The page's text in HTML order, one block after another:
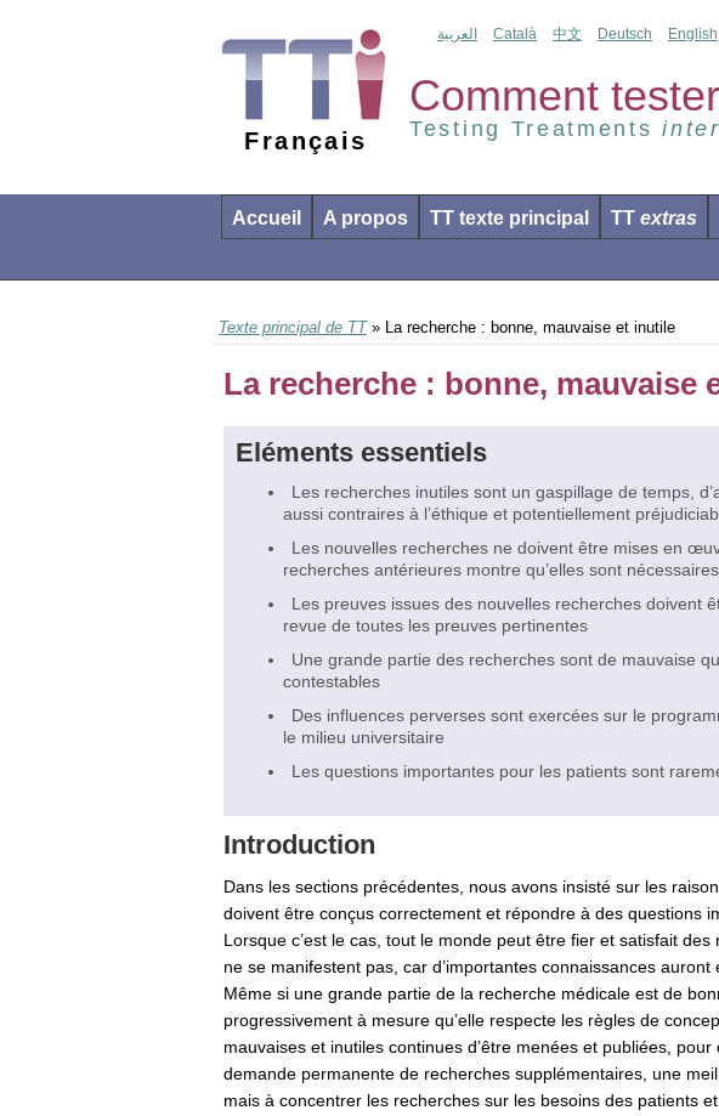
Français
Comment
Testing Treatments
العربية Català 中文 Deutsch English
Accueil A propos TT texte principal TT extras
Texte principal de TT» La recherche : bonne, mauvaise et inutile
La recherche : bonne, mauvaise
Eléments essentiels
Les recherches inutiles sont un gaspillage de temps,
aussi contraires à l’éthique et potentiellement
Les nouvelles recherches ne doivent être mises en
recherches antérieures montre qu’elles sont
Les preuves issues des nouvelles recherches doivent
revue de toutes les preuves pertinentes
Une grande partie des recherches sont de mauvaise
contestables
Des influences perverses sont exercées sur le
le milieu universitaire
Les questions importantes pour les patients sont
Introduction
Dans les sections précédentes, nous avons insisté sur les
doivent être conçus correctement et répondre à des questions
Lorsque c’est le cas, tout le monde peut être fier et satisfait
ne se manifestent pas, car d’importantes connaissances
Même si une grande partie de la recherche médicale est de
progressivement à mesure qu’elle respecte les règles de
mauvaises et inutiles continues d’être menées et publiées,
demande permanente de recherches supplémentaires, une
mais à concentrer les recherches sur les besoins des patients